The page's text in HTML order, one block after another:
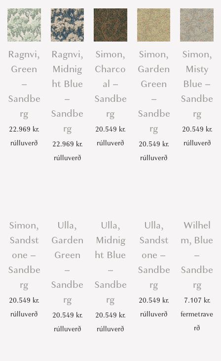
Ragnvi,
Green
–
Sandbe
rg
22.969 kr.
rúlluverð
Ragnvi,
Midnig
ht Blue
–
Sandbe
rg
22.969 kr.
rúlluverð
Simon,
Charco
al –
Sandbe
rg
20.549 kr.
rúlluverð
Simon,
Garden
Green
–
Sandbe
rg
20.549 kr.
rúlluverð
Simon,
Misty
Blue –
Sandbe
rg
20.549 kr.
rúlluverð
Simon,
Sandst
one –
Sandbe
rg
20.549 kr.
rúlluverð
Ulla,
Garden
Green
–
Sandbe
rg
20.549 kr.
rúlluverð
Ulla,
Midnig
ht Blue
–
Sandbe
rg
20.549 kr.
rúlluverð
Ulla,
Sandst
one –
Sandbe
rg
20.549 kr.
rúlluverð
Wilhel
m, Blue
–
Sandbe
rg
7.107 kr.
fermetrave
rð